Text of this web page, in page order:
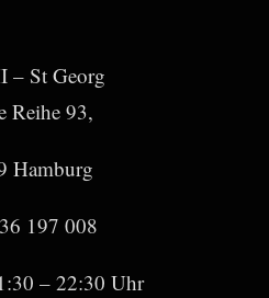
– St Georg
Reihe 93,
Hamburg
197 008
– 22:30 Uhr